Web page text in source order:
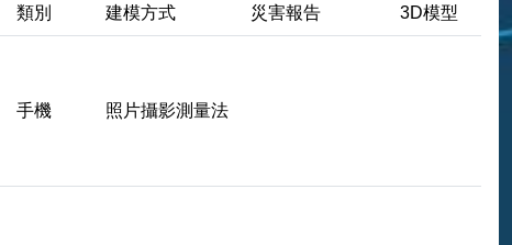
類別 建模方式 災害報告 3D模型
手機 照片攝影測量法